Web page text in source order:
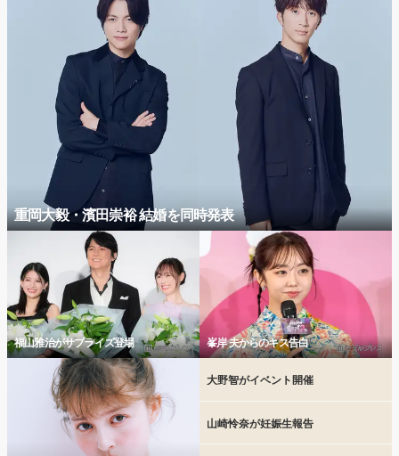
重岡大毅・濱田崇裕 結婚を同時発表
福山雅治がサプライズ登場 峯岸 夫からのキス告白
大野智がイベント開催
山崎怜奈が妊娠生報告